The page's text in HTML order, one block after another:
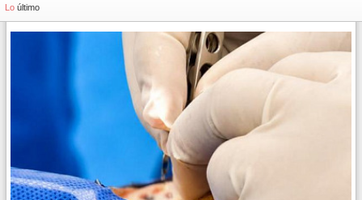
Lo último